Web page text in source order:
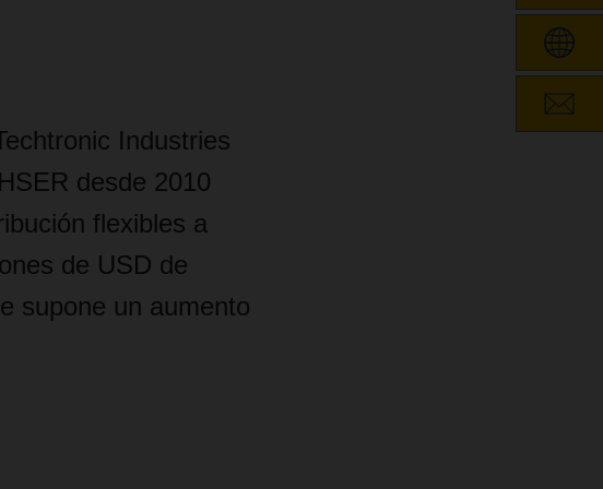
Industries
desde 2010
flexibles a
de USD de
supone un aumento